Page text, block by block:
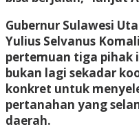
Gubernur Sulawesi
Yulius Selvanus
pertemuan tiga pihak
bukan lagi sekadar
konkret untuk
pertanahan yang
daerah.